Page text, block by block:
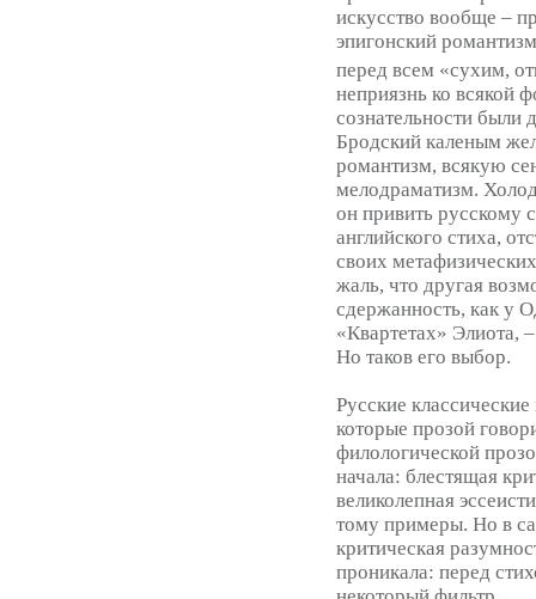
искусство вообще –
эпигонский
перед всем «сухим,
неприязнь ко всякой
сознательности были
Бродский каленым
романтизм, всякую
мелодраматизм.
он привить русскому
английского стиха,
своих
жаль, что другая
сдержанность, как у
«Квартетах» Элиота,
Но таков его выбор.
Русские
которые прозой
филологической
начала: блестящая
великолепная
тому примеры. Но в
критическая
проникала: перед